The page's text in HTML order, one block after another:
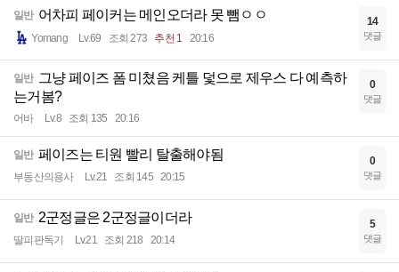
일반 어차피 페이커는 메인오더라 못 뺌ㅇㅇ
Yomang Lv.69 조회 273 추천 1 20:16
14
댓글
일반 그냥 페이즈 폼 미쳤음 케틀 덫으로 제우스 다 예측하
는거봄?
어바 Lv.8 조회 135 20:16
0
댓글
일반 페이즈는 티원 빨리 탈출해야됨
부동산의용사 Lv.21 조회 145 20:15
0
댓글
일반 2군정글은 2군정글이더라
딸피판독기 Lv.21 조회 218 20:14
5
댓글